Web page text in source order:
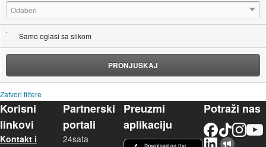
Odaberi
Samo oglasi sa slikom
PRONJUŠKAJ
Zatvori filtere
Korisni
linkovi
Kontakt i
Partnerski
portali
24sata
Preuzmi
aplikaciju
Potraži nas